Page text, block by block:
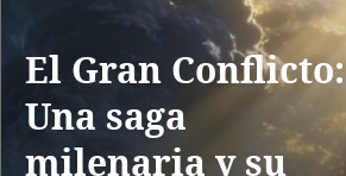
El Gran Conflicto:
Una saga
milenaria y su